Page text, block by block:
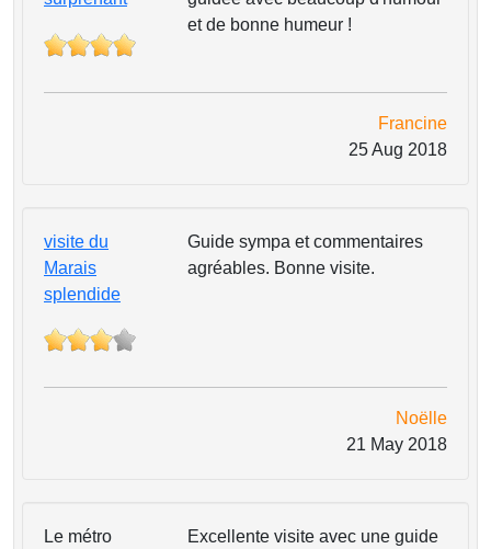
et de bonne humeur !
Francine
25 Aug 2018
visite du
Marais
splendide
Guide sympa et commentaires
agréables. Bonne visite.
Noëlle
21 May 2018
Le métro Excellente visite avec une guide